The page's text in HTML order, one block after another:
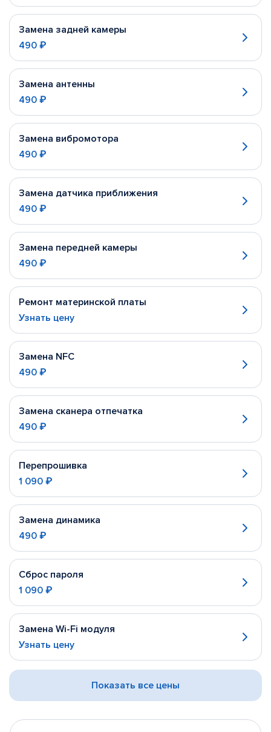
Замена задней камеры
490 ₽
Замена антенны
490 ₽
Замена вибромотора
490 ₽
Замена датчика приближения
490 ₽
Замена передней камеры
490 ₽
Ремонт материнской платы
Узнать цену
Замена NFC
490 ₽
Замена сканера отпечатка
490 ₽
Перепрошивка
1 090 ₽
Замена динамика
490 ₽
Сброс пароля
1 090 ₽
Замена Wi-Fi модуля
Узнать цену
Показать все цены